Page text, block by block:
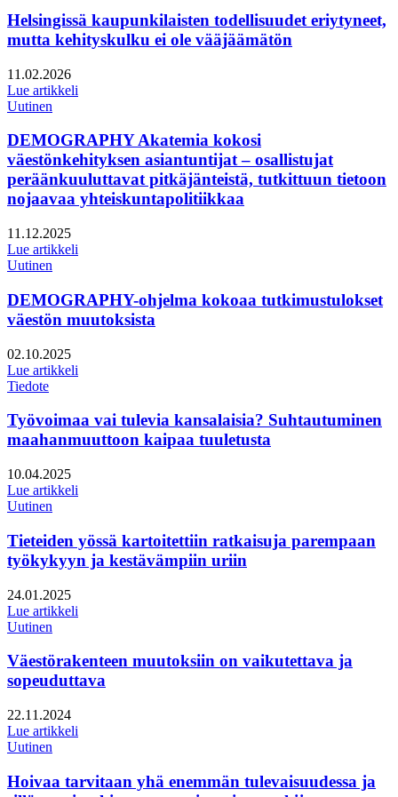
Helsingissä kaupunkilaisten todellisuudet eriytyneet,
mutta kehityskulku ei ole vääjäämätön
Julkaistu:
11.02.2026
Lue artikkeli
Uutinen
DEMOGRAPHY Akatemia kokosi
väestönkehityksen asiantuntijat – osallistujat
peräänkuuluttavat pitkäjänteistä, tutkittuun tietoon
nojaavaa yhteiskuntapolitiikkaa
Julkaistu:
11.12.2025
Lue artikkeli
Uutinen
DEMOGRAPHY-ohjelma kokoaa tutkimustulokset
väestön muutoksista
Julkaistu:
02.10.2025
Lue artikkeli
Tiedote
Työvoimaa vai tulevia kansalaisia? Suhtautuminen
maahanmuuttoon kaipaa tuuletusta
Julkaistu:
10.04.2025
Lue artikkeli
Uutinen
Tieteiden yössä kartoitettiin ratkaisuja parempaan
työkykyyn ja kestävämpiin uriin
Julkaistu:
24.01.2025
Lue artikkeli
Uutinen
Väestörakenteen muutoksiin on vaikutettava ja
sopeuduttava
Julkaistu:
22.11.2024
Lue artikkeli
Uutinen
Hoivaa tarvitaan yhä enemmän tulevaisuudessa ja